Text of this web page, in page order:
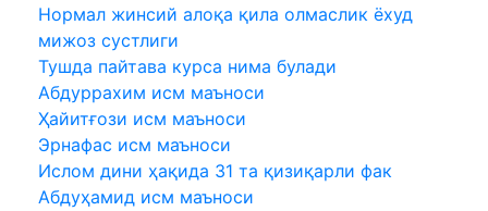
Нормал жинсий алоқа қила олмаслик ёхуд
мижоз сустлиги
Тушда пайтава курса нима булади
Абдуррахим исм маъноси
Ҳайитғози исм маъноси
Эрнафас исм маъноси
Ислом дини ҳақида 31 та қизиқарли фак
Абдуҳамид исм маъноси